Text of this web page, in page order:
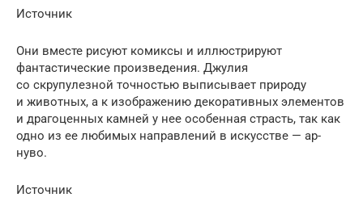
Источник
Они вместе рисуют комиксы и иллюстрируют
фантастические произведения. Джулия
со скрупулезной точностью выписывает природу
и животных, а к изображению декоративных элементов
и драгоценных камней у нее особенная страсть, так как
одно из ее любимых направлений в искусстве — ар-
нуво.
Источник